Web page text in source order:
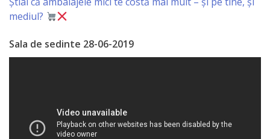
Economist
Primar
Specialist
Relații
mediul?
Sala de sedinte 28-06-2019